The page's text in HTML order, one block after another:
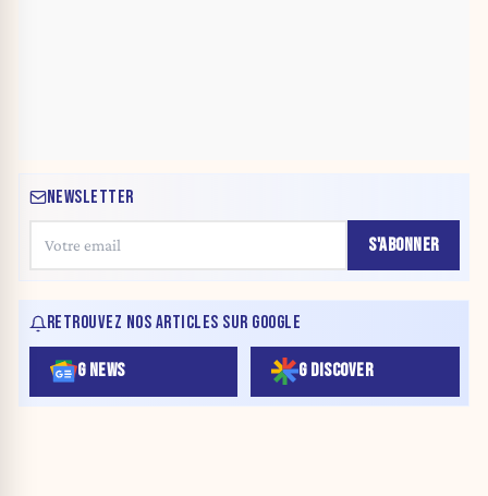
NEWSLETTER
S'ABONNER
RETROUVEZ NOS ARTICLES SUR GOOGLE
G NEWS G DISCOVER